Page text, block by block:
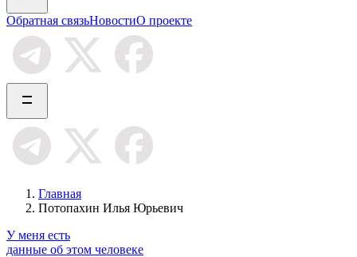
Обратная связьНовостиО проекте
Главная
Потопахин Илья Юрьевич
У меня есть
данные об этом человеке